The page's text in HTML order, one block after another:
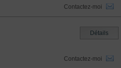
Contactez-moi
Détails
Contactez-moi